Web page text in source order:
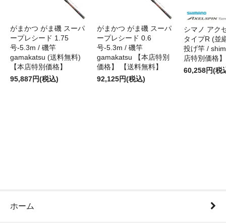
がまかつ がま磯 スーパ
ープレシード 1.75
号-5.3m / 磯竿
gamakatsu (送料無料)
【本店特別価格】
95,887円(税込)
がまかつ がま磯 スーパ
ープレシード 0.6
号-5.3m / 磯竿
gamakatsu 【本店特別
価格】 【送料無料】
92,125円(税込)
シマノ アク
タイプR (並
投げ竿 /
店特別価格】
60,258円(税
ホーム